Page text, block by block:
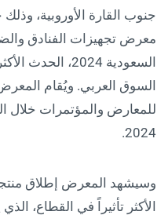
جنوب القارة الأوروبية،
معرض تجهيزات الفنادق
السعودية 2024،
السوق العربي. ويُقام
2024.
وسيشهد المعرض إطلاق
الأكثر تأثيراً في القطاع،